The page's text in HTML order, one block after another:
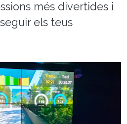
més divertides i
els teus